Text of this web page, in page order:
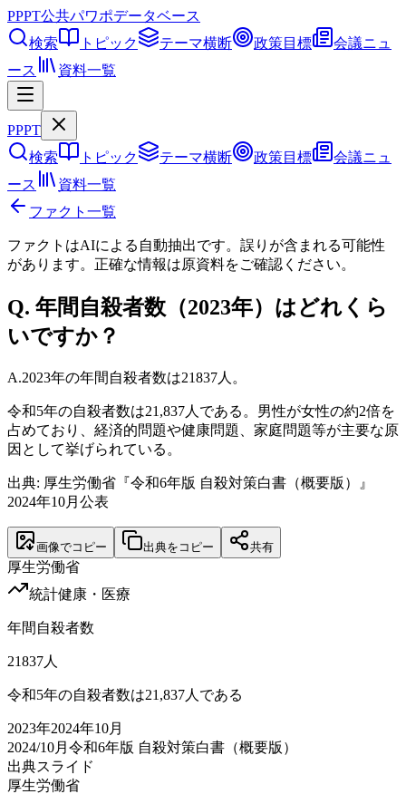
PPPT公共パワポデータベース
検索
トピック テーマ横断 政策目標
会議ニュ
ース
資料一覧
PPPT
検索
トピック テーマ横断 政策目標
会議ニュ
ース
資料一覧
ファクト一覧
ファクトはAIによる自動抽出です。誤りが含まれる可能性
があります。正確な情報は原資料をご確認ください。
Q. 年間自殺者数（2023年）はどれくら
いですか？
A.2023年の年間自殺者数は21837人。
令和5年の自殺者数は21,837人である。男性が女性の約2倍を
占めており、経済的問題や健康問題、家庭問題等が主要な原
因として挙げられている。
出典: 厚生労働省『令和6年版 自殺対策白書（概要版）』
2024年10月公表
画像でコピー 出典をコピー 共有
厚生労働省
統計健康・医療
年間自殺者数
21837人
令和5年の自殺者数は21,837人である
2023年2024年10月
2024/10月 令和6年版 自殺対策白書（概要版）
出典スライド
厚生労働省